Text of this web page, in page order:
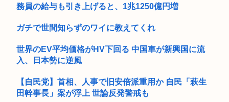
シャングリラフロンティアってこれなんで人気なの
子どもなし、友人なし…気がついたら私は「身寄りなし」 、相
ガキ「これインターネット老人会じゃんwww」ぼく「どれど
【緊急高市速報】ガス警報器、受注停止。
務員の給与も引き上げると、1兆1250億円増
ガチで世間知らずのワイに教えてくれ
世界のEV平均価格がHV下回る 中国車が新興国に流
入、日本勢に逆風
【自民党】首相、人事で旧安倍派重用か 自民「萩生
田幹事長」案が浮上 世論反発警戒も